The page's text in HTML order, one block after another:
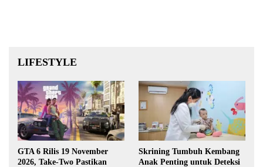
LIFESTYLE
GTA 6 Rilis 19 November
2026, Take-Two Pastikan
Skrining Tumbuh Kembang
Anak Penting untuk Deteksi